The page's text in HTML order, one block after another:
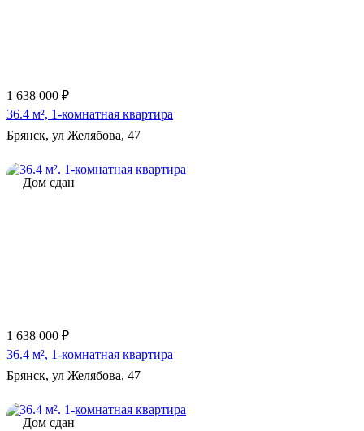
1 638 000 ₽
36.4 м², 1-комнатная квартира
Брянск, ул Желябова, 47
Дом сдан
1 638 000 ₽
36.4 м², 1-комнатная квартира
Брянск, ул Желябова, 47
Дом сдан